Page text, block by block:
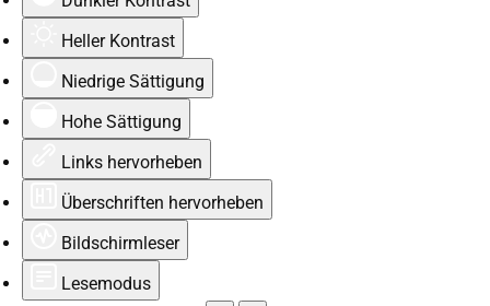
Heller Kontrast
Niedrige Sättigung
Hohe Sättigung
Links hervorheben
Überschriften hervorheben
Bildschirmleser
Lesemodus